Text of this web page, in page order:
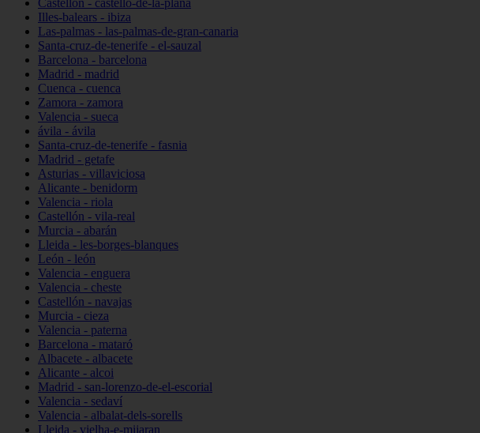
Castellón - castelló-de-la-plana
Illes-balears - ibiza
Las-palmas - las-palmas-de-gran-canaria
Santa-cruz-de-tenerife - el-sauzal
Barcelona - barcelona
Madrid - madrid
Cuenca - cuenca
Zamora - zamora
Valencia - sueca
ávila - ávila
Santa-cruz-de-tenerife - fasnia
Madrid - getafe
Asturias - villaviciosa
Alicante - benidorm
Valencia - riola
Castellón - vila-real
Murcia - abarán
Lleida - les-borges-blanques
León - león
Valencia - enguera
Valencia - cheste
Castellón - navajas
Murcia - cieza
Valencia - paterna
Barcelona - mataró
Albacete - albacete
Alicante - alcoi
Madrid - san-lorenzo-de-el-escorial
Valencia - sedaví
Valencia - albalat-dels-sorells
Lleida - vielha-e-mijaran